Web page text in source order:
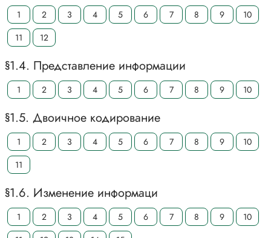
1 2 3 4 5 6 7 8 9
10
11
12
§1.4. Представление информации
1 2 3 4 5 6 7 8 9 10
§1.5. Двоичное кодирование
1 2 3 4 5 6 7 8 9
10
11
§1.6. Изменение информаци
1 2 3 4 5 6 7 8 9
10